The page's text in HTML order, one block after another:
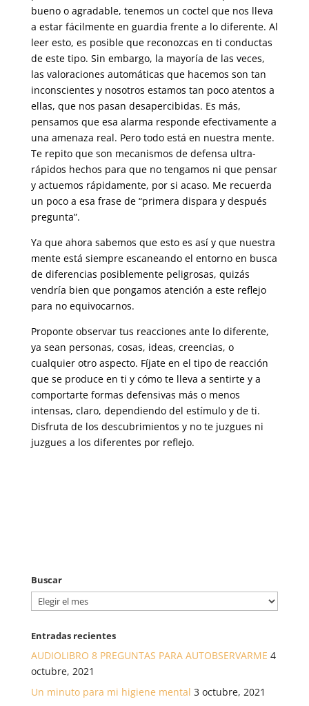
bueno o agradable, tenemos un coctel que nos lleva
a estar fácilmente en guardia frente a lo diferente. Al
leer esto, es posible que reconozcas en ti conductas
de este tipo. Sin embargo, la mayoría de las veces,
las valoraciones automáticas que hacemos son tan
inconscientes y nosotros estamos tan poco atentos a
ellas, que nos pasan desapercibidas. Es más,
pensamos que esa alarma responde efectivamente a
una amenaza real. Pero todo está en nuestra mente.
Te repito que son mecanismos de defensa ultra-
rápidos hechos para que no tengamos ni que pensar
y actuemos rápidamente, por si acaso. Me recuerda
un poco a esa frase de “primera dispara y después
pregunta”.
Ya que ahora sabemos que esto es así y que nuestra
mente está siempre escaneando el entorno en busca
de diferencias posiblemente peligrosas, quizás
vendría bien que pongamos atención a este reflejo
para no equivocarnos.
Proponte observar tus reacciones ante lo diferente,
ya sean personas, cosas, ideas, creencias, o
cualquier otro aspecto. Fíjate en el tipo de reacción
que se produce en ti y cómo te lleva a sentirte y a
comportarte formas defensivas más o menos
intensas, claro, dependiendo del estímulo y de ti.
Disfruta de los descubrimientos y no te juzgues ni
juzgues a los diferentes por reflejo.
Buscar
Buscar
Entradas recientes
AUDIOLIBRO 8 PREGUNTAS PARA AUTOBSERVARME 4
octubre, 2021
Un minuto para mi higiene mental 3 octubre, 2021